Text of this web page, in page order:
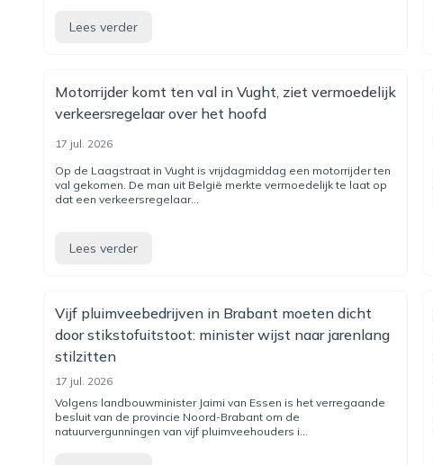
Lees verder
Motorrijder komt ten val in Vught, ziet vermoedelijk
verkeersregelaar over het hoofd
17 jul. 2026
Op de Laagstraat in Vught is vrijdagmiddag een motorrijder ten
val gekomen. De man uit België merkte vermoedelijk te laat op
dat een verkeersregelaar...
Lees verder
Vijf pluimveebedrijven in Brabant moeten dicht
door stikstofuitstoot: minister wijst naar jarenlang
stilzitten
17 jul. 2026
Volgens landbouwminister Jaimi van Essen is het verregaande
besluit van de provincie Noord-Brabant om de
natuurvergunningen van vijf pluimveehouders i...